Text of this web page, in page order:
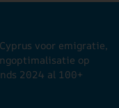
voor emigratie,
op
2024 al 100+